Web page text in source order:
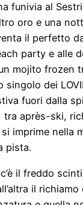
funivia al
oro e una
il perfetto
party e alle
mojito frozen
singolo dei
fuori dalla
tra après-ski,
imprime nella
pista.
il freddo
il